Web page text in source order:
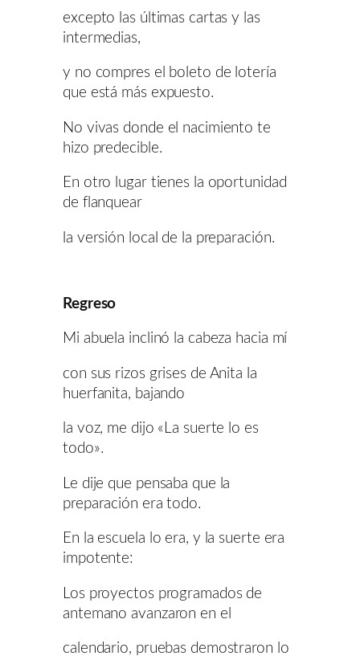
excepto las últimas cartas y las
intermedias,
y no compres el boleto de lotería
que está más expuesto.
No vivas donde el nacimiento te
hizo predecible.
En otro lugar tienes la oportunidad
de flanquear
la versión local de la preparación.
Regreso
Mi abuela inclinó la cabeza hacia mí
con sus rizos grises de Anita la
huerfanita, bajando
la voz, me dijo «La suerte lo es
todo».
Le dije que pensaba que la
preparación era todo.
En la escuela lo era, y la suerte era
impotente:
Los proyectos programados de
antemano avanzaron en el
calendario, pruebas demostraron lo